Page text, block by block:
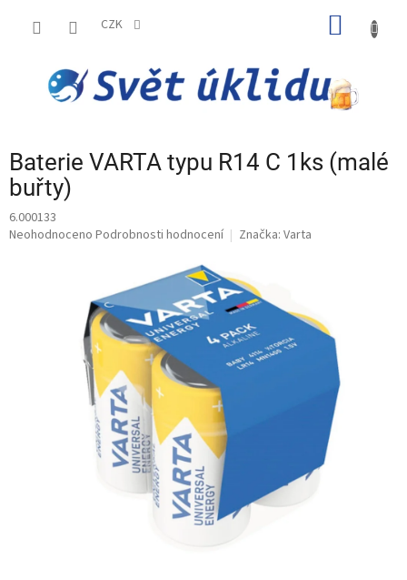
CZK
Baterie VARTA typu R14 C 1ks (malé
buřty)
6.000133
Průměrné
Neohodnoceno Podrobnosti hodnocení Značka: Varta